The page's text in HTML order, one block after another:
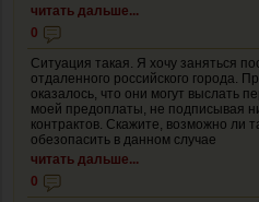
читать дальше...
0
Ситуация такая. Я хочу заняться
отдаленного российского города.
оказалось, что они могут выслать
моей предоплаты, не подписывая
контрактов. Скажите, возможно ли
обезопасить в данном случае
читать дальше...
0